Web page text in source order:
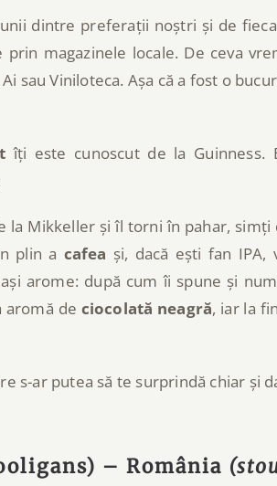
dintre preferații noștri și de
prin magazinele locale. De ceva
Ai sau Viniloteca. Așa că a fost o
îți este cunoscut de la Guinness.
la Mikkeller și îl torni în pahar,
plin a cafea și, dacă ești fan
arome: după cum îi spune și
aromă de ciocolată neagră, iar la
s-ar putea să te surprindă chiar și
– România